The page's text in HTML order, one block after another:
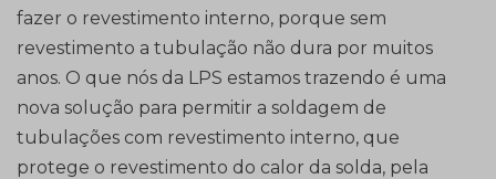
fazer o revestimento interno, porque sem
revestimento a tubulação não dura por muitos
anos. O que nós da LPS estamos trazendo é uma
nova solução para permitir a soldagem de
tubulações com revestimento interno, que
protege o revestimento do calor da solda, pela